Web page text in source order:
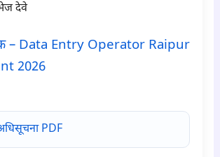
देवे
– Data Entry Operator Raipur
2026
PDF